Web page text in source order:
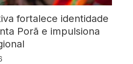
fortalece identidade
Porã e impulsiona